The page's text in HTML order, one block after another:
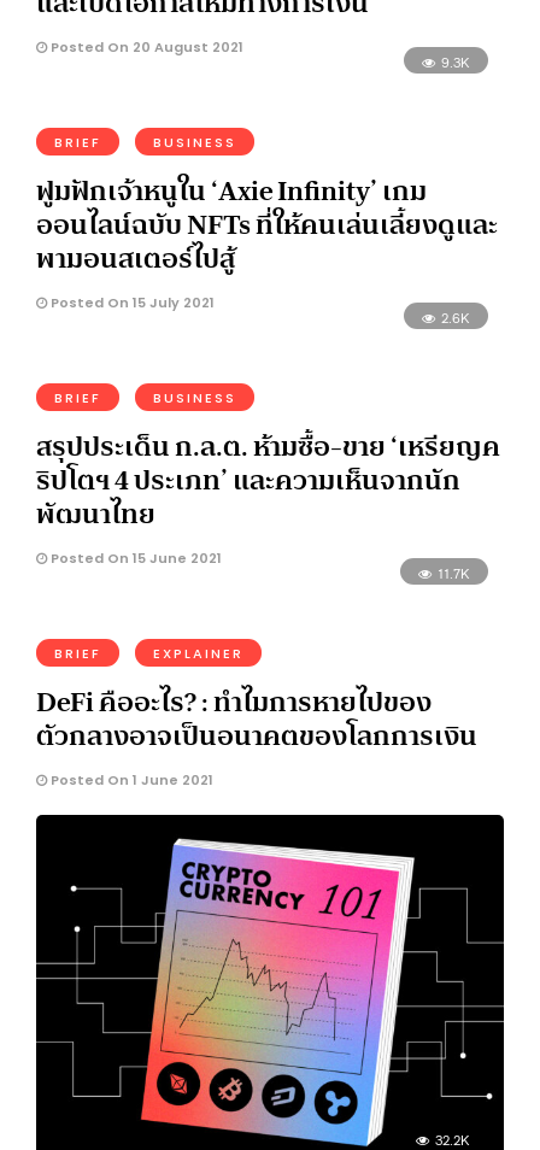
Posted On 20 August 2021
9.3K
BRIEF BUSINESS
ฟูมฟักเจ้าหนูใน ‘Axie Infinity’ เกม
ออนไลน์ฉบับ NFTs ที่ให้คนเล่นเลี้ยงดูและ
พามอนสเตอร์ไปสู้
Posted On 15 July 2021
2.6K
BRIEF BUSINESS
สรุปประเด็น ก.ล.ต. ห้ามซื้อ-ขาย ‘เหรียญค
ริปโตฯ 4 ประเภท’ และความเห็นจากนัก
พัฒนาไทย
Posted On 15 June 2021
11.7K
BRIEF EXPLAINER
DeFi คืออะไร? : ทำไมการหายไปของ
ตัวกลางอาจเป็นอนาคตของโลกการเงิน
Posted On 1 June 2021
32.2K